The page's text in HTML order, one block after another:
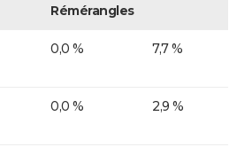
Rémérangles
0,0 % 7,7 %
0,0 % 2,9 %